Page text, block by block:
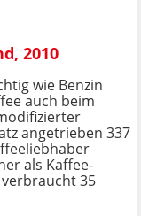
2010
wie Benzin
auch beim
angetrieben 337
als Kaffee-
35